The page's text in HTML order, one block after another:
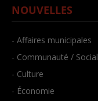
NOUVELLES
- Affaires municipales
- Communauté / Social
- Culture
- Économie